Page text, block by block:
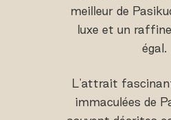
meilleur de
luxe et un
égal.
L'attrait
immaculées de